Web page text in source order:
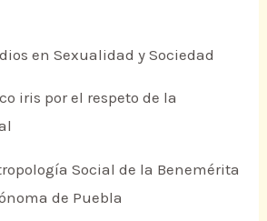
en Sexualidad y Sociedad
iris por el respeto de la
Social de la Benemérita
de Puebla